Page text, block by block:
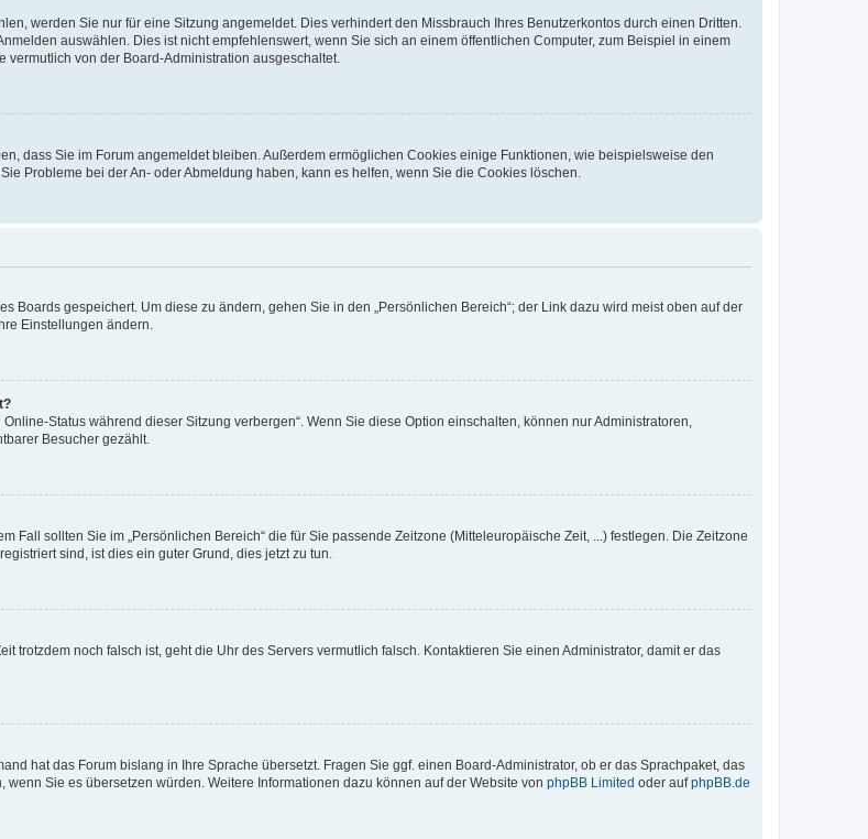
werden Sie nur für eine Sitzung angemeldet. Dies verhindert den Missbrauch Ihres Benutzerkontos durch einen Dritten.
auswählen. Dies ist nicht empfehlenswert, wenn Sie sich an einem öffentlichen Computer, zum Beispiel in einem
von der Board-Administration ausgeschaltet.
dass Sie im Forum angemeldet bleiben. Außerdem ermöglichen Cookies einige Funktionen, wie beispielsweise den
Probleme bei der An- oder Abmeldung haben, kann es helfen, wenn Sie die Cookies löschen.
gespeichert. Um diese zu ändern, gehen Sie in den „Persönlichen Bereich“; der Link dazu wird meist oben auf der
Einstellungen ändern.
Status während dieser Sitzung verbergen“. Wenn Sie diese Option einschalten, können nur Administratoren,
Besucher gezählt.
Fall sollten Sie im „Persönlichen Bereich“ die für Sie passende Zeitzone (Mitteleuropäische Zeit, ...) festlegen. Die Zeitzone
sind, ist dies ein guter Grund, dies jetzt zu tun.
trotzdem noch falsch ist, geht die Uhr des Servers vermutlich falsch. Kontaktieren Sie einen Administrator, damit er das
hat das Forum bislang in Ihre Sprache übersetzt. Fragen Sie ggf. einen Board-Administrator, ob er das Sprachpaket, das
Sie es übersetzen würden. Weitere Informationen dazu können auf der Website von phpBB Limited oder aufphpBB.de